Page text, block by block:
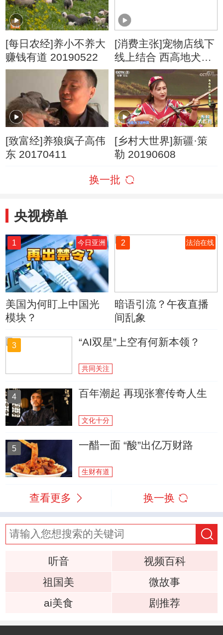
[每日农经]养小不养大
赚钱有道 20190522
[消费主张]宠物店线下
线上结合 西高地犬、
西施犬销售火热
[致富经]养狼疯子高伟
东 20170411
[乡村大世界]新疆·策
勒 20190608
换一批
央视榜单
1 今日亚洲
美国为何盯上中国光
模块？
2 法治在线
暗语引流？午夜直播
间乱象
3 “AI双星”上空有何新本领？
共同关注
4 百年潮起 再现张謇传奇人生
文化十分
5 一醋一面 “酸”出亿万财路
生财有道
查看更多 换一换
听音
视频百科
祖国美
微故事
ai美食
剧推荐